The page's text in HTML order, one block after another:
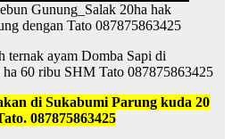
Gunung_Salak 20ha hak
dengan Tato 087875863425
ternak ayam Domba Sapi di
60 ribu SHM Tato 087875863425
di Sukabumi Parung kuda 20
087875863425